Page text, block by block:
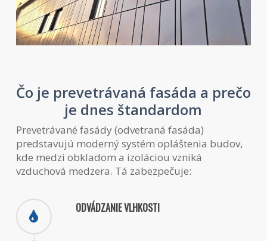
Čo je prevetrávaná fasáda a prečo
je dnes štandardom
Prevetrávané fasády (odvetraná fasáda)
predstavujú moderný systém opláštenia budov,
kde medzi obkladom a izoláciou vzniká
vzduchová medzera. Tá zabezpečuje:
ODVÁDZANIE VLHKOSTI